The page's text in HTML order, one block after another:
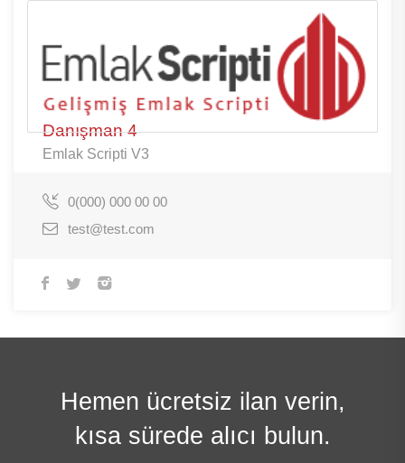
Danışman 4
Emlak Scripti V3
0(000) 000 00 00
test@test.com
Hemen ücretsiz ilan verin,
kısa sürede alıcı bulun.